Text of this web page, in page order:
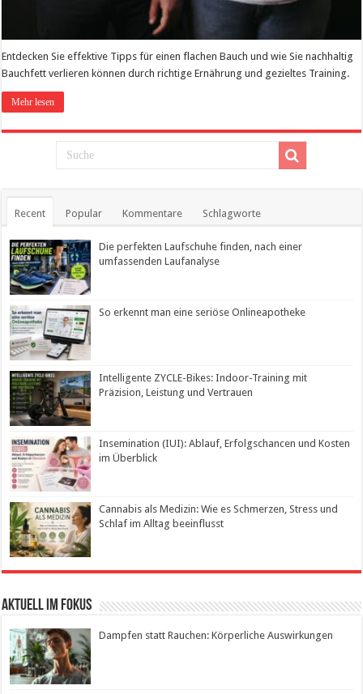
Entdecken Sie effektive Tipps für einen flachen Bauch und wie Sie nachhaltig
Bauchfett verlieren können durch richtige Ernährung und gezieltes Training.
Mehr lesen
Recent Popular Kommentare Schlagworte
Die perfekten Laufschuhe finden, nach einer
umfassenden Laufanalyse
So erkennt man eine seriöse Onlineapotheke
Intelligente ZYCLE-Bikes: Indoor-Training mit
Präzision, Leistung und Vertrauen
Insemination (IUI): Ablauf, Erfolgschancen und Kosten
im Überblick
Cannabis als Medizin: Wie es Schmerzen, Stress und
Schlaf im Alltag beeinflusst
Aktuell im Fokus
Dampfen statt Rauchen: Körperliche Auswirkungen